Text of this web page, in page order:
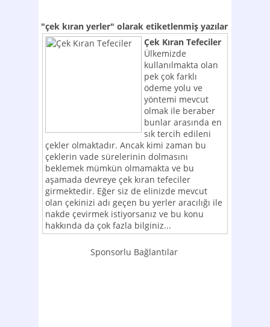
"çek kıran yerler" olarak etiketlenmiş yazılar
Çek Kıran Tefeciler
Ülkemizde
kullanılmakta olan
pek çok farklı
ödeme yolu ve
yöntemi mevcut
olmak ile beraber
bunlar arasında en
sık tercih edileni
çekler olmaktadır. Ancak kimi zaman bu
çeklerin vade sürelerinin dolmasını
beklemek mümkün olmamakta ve bu
aşamada devreye çek kıran tefeciler
girmektedir. Eğer siz de elinizde mevcut
olan çekinizi adı geçen bu yerler aracılığı ile
nakde çevirmek istiyorsanız ve bu konu
hakkında da çok fazla bilginiz...
Sponsorlu Bağlantılar